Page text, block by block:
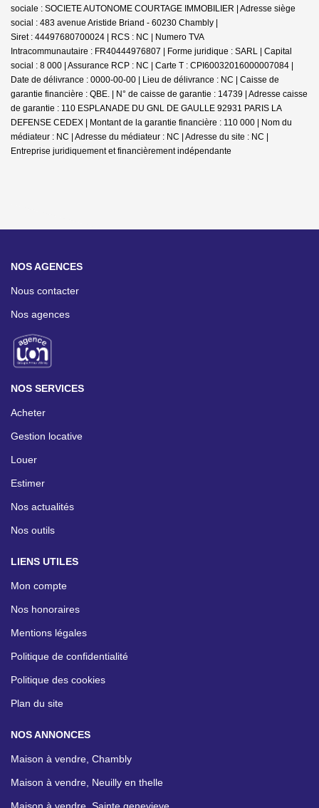
sociale : SOCIETE AUTONOME COURTAGE IMMOBILIER | Adresse siège
social : 483 avenue Aristide Briand - 60230 Chambly |
Siret : 44497680700024 | RCS : NC | Numero TVA
Intracommunautaire : FR40444976807 | Forme juridique : SARL | Capital
social : 8 000 | Assurance RCP : NC | Carte T : CPI60032016000007084 |
Date de délivrance : 0000-00-00 | Lieu de délivrance : NC | Caisse de
garantie financière : QBE. | N° de caisse de garantie : 14739 | Adresse caisse
de garantie : 110 ESPLANADE DU GNL DE GAULLE 92931 PARIS LA
DEFENSE CEDEX | Montant de la garantie financière : 110 000 | Nom du
médiateur : NC | Adresse du médiateur : NC | Adresse du site : NC |
Entreprise juridiquement et financièrement indépendante
NOS AGENCES
Nous contacter
Nos agences
NOS SERVICES
Acheter
Gestion locative
Louer
Estimer
Nos actualités
Nos outils
LIENS UTILES
Mon compte
Nos honoraires
Mentions légales
Politique de confidentialité
Politique des cookies
Plan du site
NOS ANNONCES
Maison à vendre, Chambly
Maison à vendre, Neuilly en thelle
Maison à vendre, Sainte genevieve